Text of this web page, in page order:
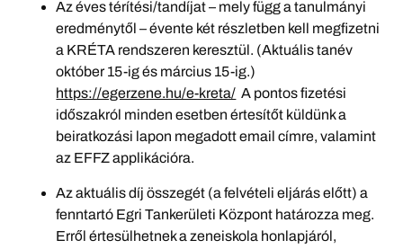
Az éves térítési/tandíjat – mely függ a tanulmányi
eredménytől – évente két részletben kell megfizetni
a KRÉTA rendszeren keresztül. (Aktuális tanév
október 15-ig és március 15-ig.)
https://egerzene.hu/e-kreta/ A pontos fizetési
időszakról minden esetben értesítőt küldünk a
beiratkozási lapon megadott email címre, valamint
az EFFZ applikációra.
Az aktuális díj összegét (a felvételi eljárás előtt) a
fenntartó Egri Tankerületi Központ határozza meg.
Erről értesülhetnek a zeneiskola honlapjáról,